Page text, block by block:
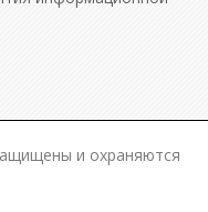
и охраняются